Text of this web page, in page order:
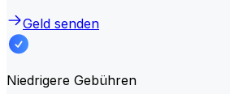
Geld senden
Niedrigere Gebühren